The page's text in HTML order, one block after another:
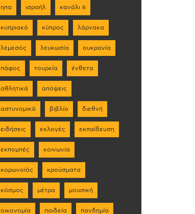
ηπα ισραήλ κανάλι 6
κυπριακό κύπρος λάρνακα
λεμεσός λευκωσία ουκρανία
πάφος τουρκία ένθετα
αθλητικά απόψεις
αστυνομικά βιβλίο διεθνή
ειδήσεις εκλογές εκπαίδευση
εκπομπές κοινωνία
κορωνοϊός κρούσματα
κόσμος μέτρα μουσική
οικονομία παιδεία πανδημία